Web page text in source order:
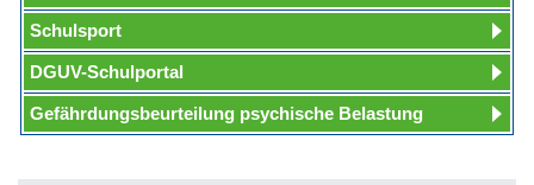
Schulsport
DGUV-Schulportal
Gefährdungsbeurteilung psychische Belastung